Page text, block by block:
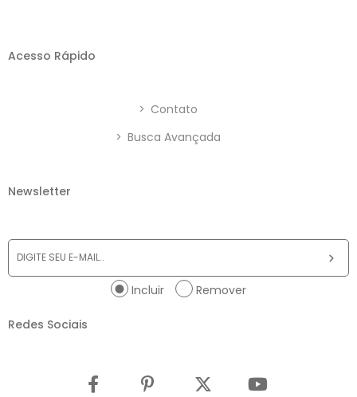
Acesso Rápido
> Contato
> Busca Avançada
Newsletter
Incluir Remover
Redes Sociais